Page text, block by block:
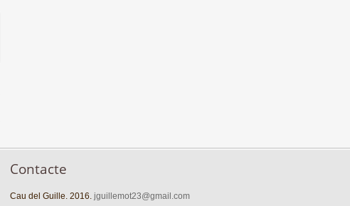
Contacte
Cau del Guille. 2016.jguillemot23@gmail.com